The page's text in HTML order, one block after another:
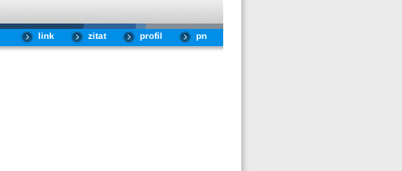
pn
profil
zitat
link